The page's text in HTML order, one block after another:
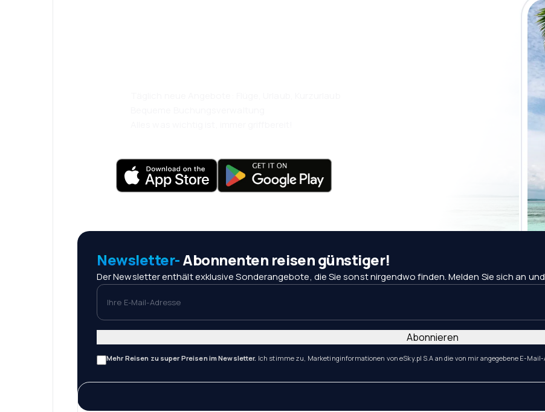
Newsletter-Abonnenten reisen günstiger!
Der Newsletter enthält exklusive Sonderangebote, die Sie sonst nirgendwo finden. Melden Sie sich an
Ihre E-Mail-Adresse
Mehr Reisen zu super Preisen im Newsletter. Ich stimme zu, Marketinginformationen von eSky.pl S.A an die von mir angegebene E-
Abonnieren